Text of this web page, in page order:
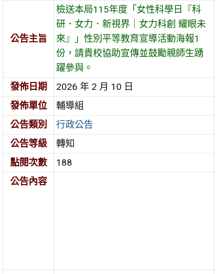
公告主旨
檢送本局115年度「女性科學日『科
研．女力．新視界｜女力科創 耀眼未
來』」性別平等教育宣導活動海報1
份，請貴校協助宣傳並鼓勵親師生踴
躍參與。
發佈日期
2026 年 2 月 10 日
發佈單位
輔導組
公告類別
行政公告
公告等級
轉知
點閱次數
188
公告內容